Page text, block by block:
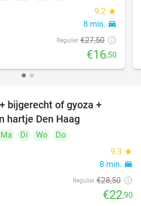
9.2 star
8 min. directions_car
Regulier €27,50
€16,50
bijgerecht of gyoza +
hartje Den Haag
Ma Di Wo
Do
9.3 star
8 min. directions_car
Regulier €28,50
€22,90